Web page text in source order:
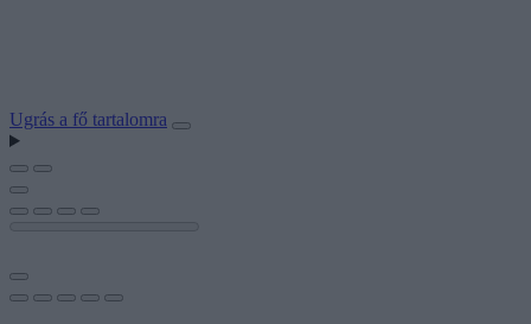
Ugrás a fő tartalomra